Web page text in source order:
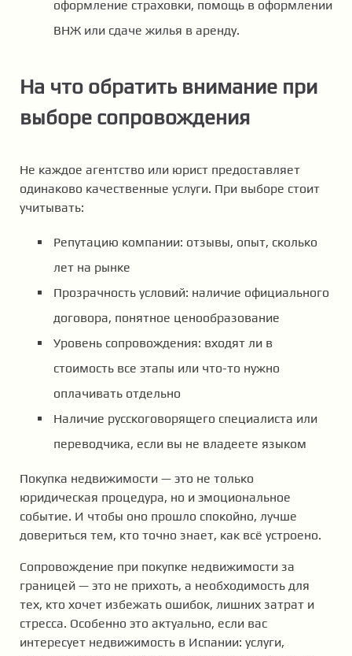
оформление страховки, помощь в оформлении
ВНЖ или сдаче жилья в аренду.
На что обратить внимание при
выборе сопровождения
Не каждое агентство или юрист предоставляет
одинаково качественные услуги. При выборе стоит
учитывать:
Репутацию компании: отзывы, опыт, сколько
лет на рынке
Прозрачность условий: наличие официального
договора, понятное ценообразование
Уровень сопровождения: входят ли в
стоимость все этапы или что-то нужно
оплачивать отдельно
Наличие русскоговорящего специалиста или
переводчика, если вы не владеете языком
Покупка недвижимости — это не только
юридическая процедура, но и эмоциональное
событие. И чтобы оно прошло спокойно, лучше
довериться тем, кто точно знает, как всё устроено.
Сопровождение при покупке недвижимости за
границей — это не прихоть, а необходимость для
тех, кто хочет избежать ошибок, лишних затрат и
стресса. Особенно это актуально, если вас
интересует недвижимость в Испании: услуги,